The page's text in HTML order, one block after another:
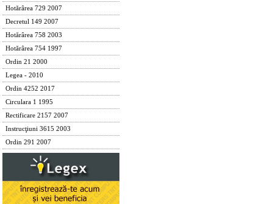
Hotărârea 729 2007
Decretul 149 2007
Hotărârea 758 2003
Hotărârea 754 1997
Ordin 21 2000
Legea - 2010
Ordin 4252 2017
Circulara 1 1995
Rectificare 2157 2007
Instrucţiuni 3615 2003
Ordin 291 2007